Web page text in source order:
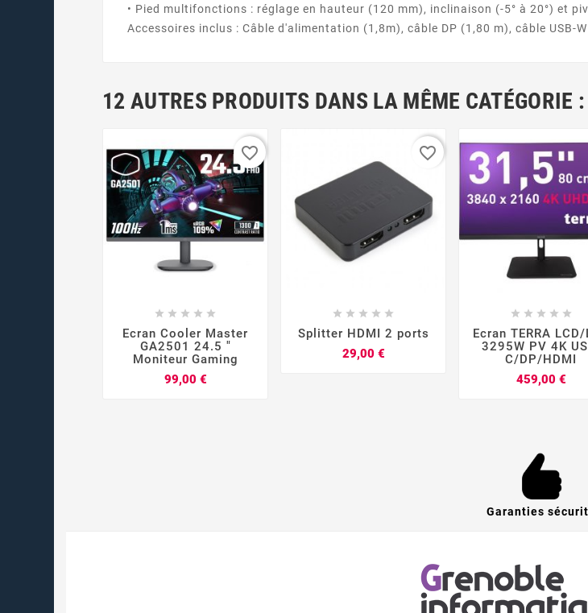
• Pied multifonctions : réglage en hauteur (120 mm), inclinaison (-5° à 20°) et
Accessoires inclus : Câble d'alimentation (1,8m), câble DP (1,80 m), câble USB-
12 AUTRES PRODUITS DANS LA MÊME CATÉGORIE :
    
Ecran Cooler Master
GA2501 24.5 "
Moniteur Gaming
99,00 €Prix
favorite_border
    
Splitter HDMI 2 ports
29,00 €Prix
favorite_border
    
Ecran TERRA LCD/
3295W PV 4K
C/DP/HDMI
459,00 €Prix
Garanties